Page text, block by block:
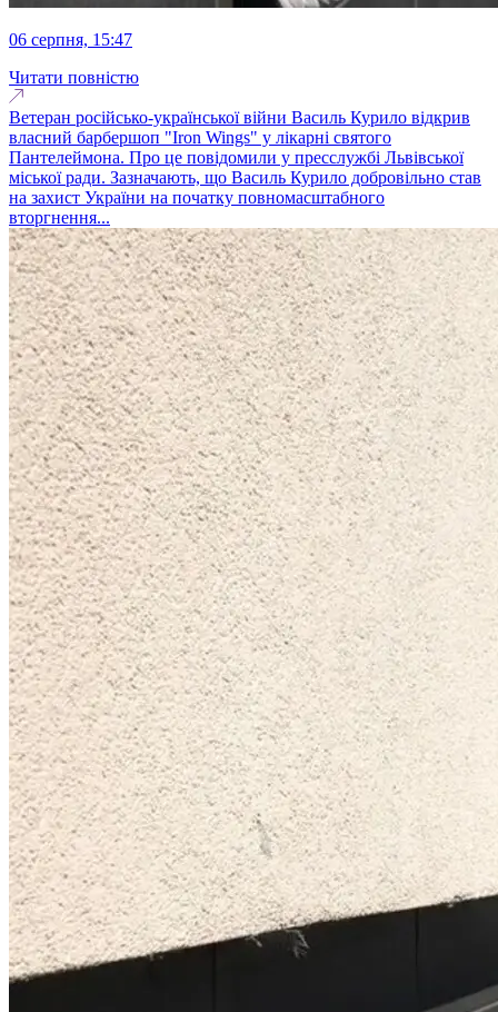
06 серпня, 15:47
Читати повністю
Ветеран російсько-української війни Василь Курило відкрив
власний барбершоп "Iron Wings" у лікарні святого
Пантелеймона. Про це повідомили у пресслужбі Львівської
міської ради. Зазначають, що Василь Курило добровільно став
на захист України на початку повномасштабного
вторгнення...